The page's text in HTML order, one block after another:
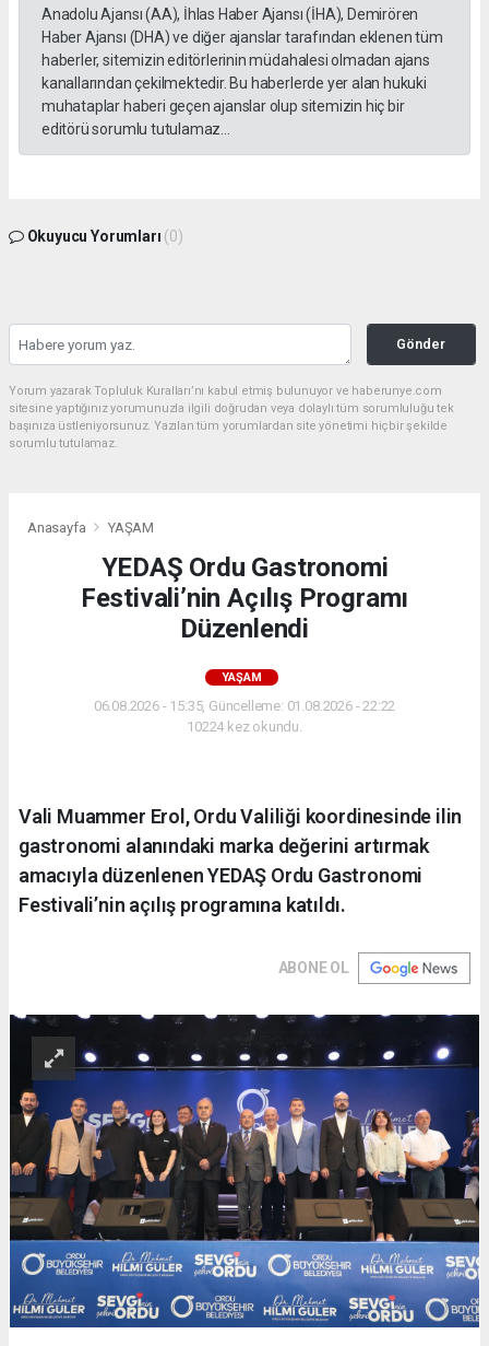
Anadolu Ajansı (AA), İhlas Haber Ajansı (İHA), Demirören
Haber Ajansı (DHA) ve diğer ajanslar tarafından eklenen tüm
haberler, sitemizin editörlerinin müdahalesi olmadan ajans
kanallarından çekilmektedir. Bu haberlerde yer alan hukuki
muhataplar haberi geçen ajanslar olup sitemizin hiç bir
editörü sorumlu tutulamaz...
Okuyucu Yorumları (0)
Gönder
Yorum yazarak Topluluk Kuralları’nı kabul etmiş bulunuyor ve haberunye.com
sitesine yaptığınız yorumunuzla ilgili doğrudan veya dolaylı tüm sorumluluğu tek
başınıza üstleniyorsunuz. Yazılan tüm yorumlardan site yönetimi hiçbir şekilde
sorumlu tutulamaz.
Anasayfa YAŞAM
YEDAŞ Ordu Gastronomi
Festivali’nin Açılış Programı
Düzenlendi
YAŞAM
06.08.2026 - 15:35, Güncelleme: 01.08.2026 - 22:22
10224 kez okundu.
Vali Muammer Erol, Ordu Valiliği koordinesinde ilin
gastronomi alanındaki marka değerini artırmak
amacıyla düzenlenen YEDAŞ Ordu Gastronomi
Festivali’nin açılış programına katıldı.
ABONE OL